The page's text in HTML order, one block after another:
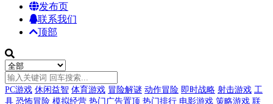
发布页
联系我们
顶部
PC游戏 休闲益智 体育游戏 冒险解谜 动作冒险 即时战略 射击游戏 工
具 恐怖冒险 模拟经营 热门广告置顶 热门排行 电影游戏 策略游戏 联